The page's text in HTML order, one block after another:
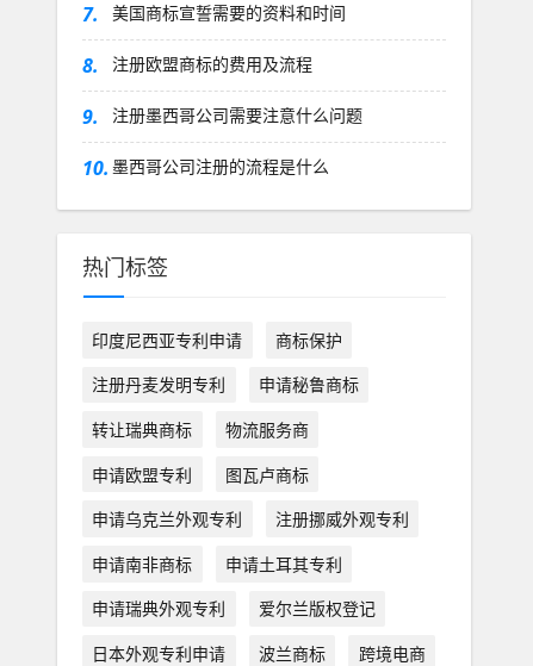
7. 美国商标宣誓需要的资料和时间
8. 注册欧盟商标的费用及流程
9. 注册墨西哥公司需要注意什么问题
10. 墨西哥公司注册的流程是什么
热门标签
印度尼西亚专利申请
商标保护
注册丹麦发明专利
申请秘鲁商标
转让瑞典商标
物流服务商
申请欧盟专利
图瓦卢商标
申请乌克兰外观专利
注册挪威外观专利
申请南非商标
申请土耳其专利
申请瑞典外观专利
爱尔兰版权登记
日本外观专利申请
波兰商标
跨境电商